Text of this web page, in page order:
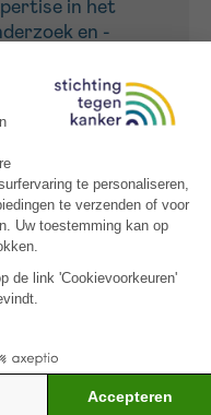
in het
en -
en efficiëntie
te steunen,
meetbare
strijd tegen